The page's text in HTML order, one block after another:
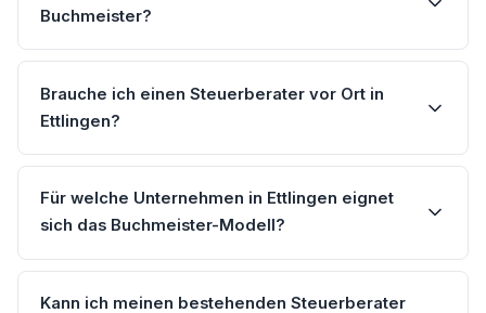
Buchmeister?
Brauche ich einen Steuerberater vor Ort in
Ettlingen?
Für welche Unternehmen in Ettlingen eignet
sich das Buchmeister-Modell?
Kann ich meinen bestehenden Steuerberater